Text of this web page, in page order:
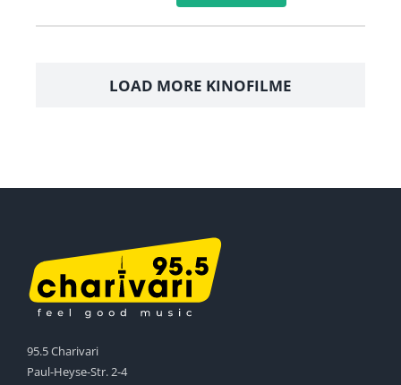
LOAD MORE KINOFILME
95.5 Charivari
Paul-Heyse-Str. 2-4